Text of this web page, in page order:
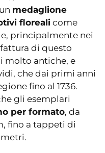
medaglione
floreali come
principalmente nei
di questo
molto antiche, e
che dai primi anni
fino al 1736.
gli esemplari
per formato, da
fino a tappeti di